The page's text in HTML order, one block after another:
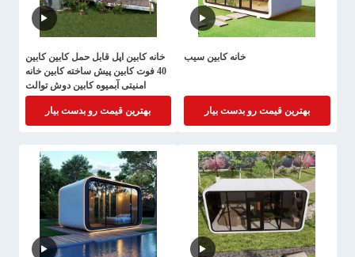
خانه کابین سیب
بهترین قیمت رو بدست بیار
خانه کابین اپل قابل حمل کابین کابین
40 فوت کابین پیش ساخته کابین خانه
امنیتی آبمیوه کابین دوش توالت
بهترین قیمت رو بدست بیار